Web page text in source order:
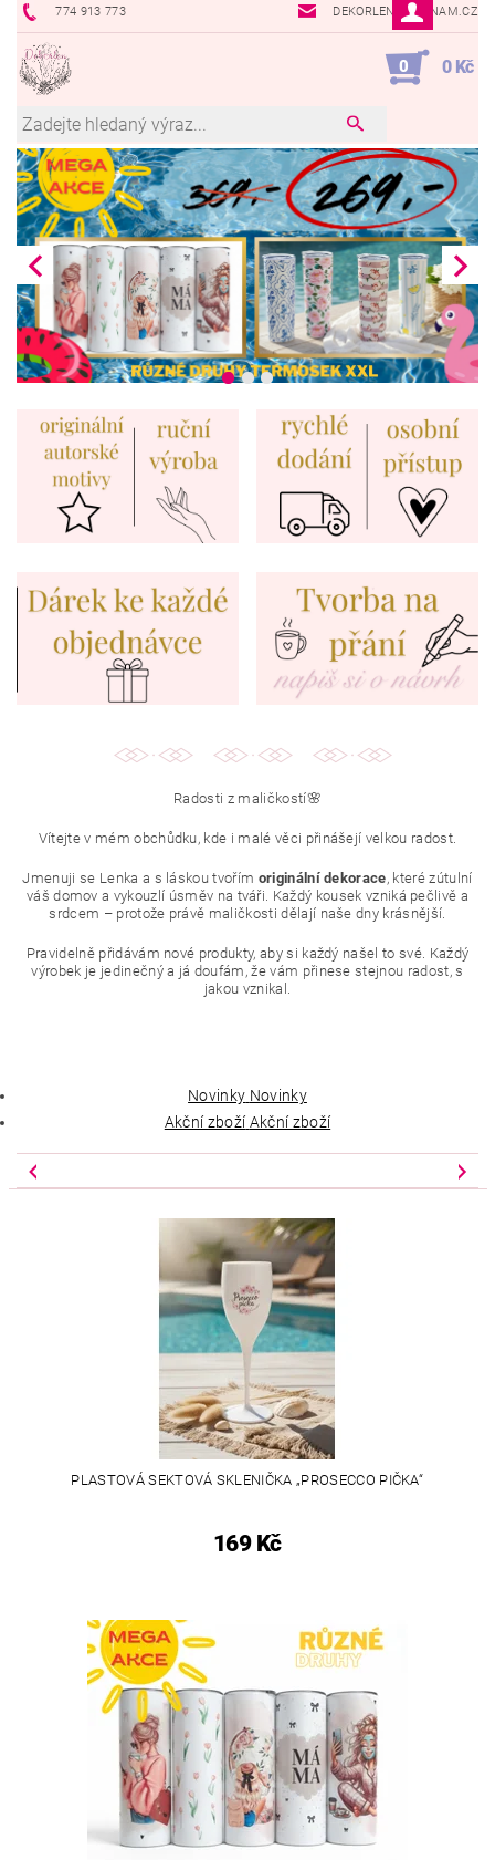
774 913 773 DEKORLEN@SEZNAM.CZ
0 0 Kč
Radosti z maličkostí🌸
Vítejte v mém obchůdku, kde i malé věci přinášejí velkou radost.
Jmenuji se Lenka a s láskou tvořím originální dekorace, které zútulní
váš domov a vykouzlí úsměv na tváři. Každý kousek vzniká pečlivě a
srdcem – protože právě maličkosti dělají naše dny krásnější.
Pravidelně přidávám nové produkty, aby si každý našel to své. Každý
výrobek je jedinečný a já doufám, že vám přinese stejnou radost, s
jakou vznikal.
Novinky Novinky
Akční zboží Akční zboží
PLASTOVÁ SEKTOVÁ SKLENIČKA „PROSECCO PIČKA“
169 Kč